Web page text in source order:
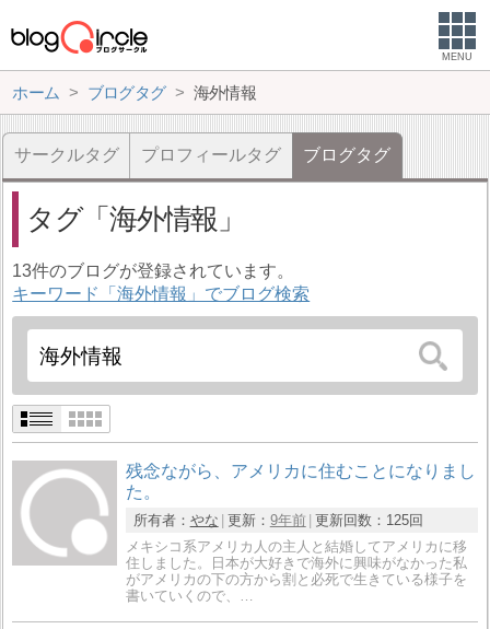
MENU
ホーム ブログタグ 海外情報
サークルタグ プロフィールタグ ブログタグ
タグ 海外情報
13件のブログが登録されています。
キーワード「海外情報」でブログ検索
残念ながら、アメリカに住むことになりまし
た。
所有者： やな 更新： 9年前 更新回数： 125回
メキシコ系アメリカ人の主人と結婚してアメリカに移
住しました。日本が大好きで海外に興味がなかった私
がアメリカの下の方から割と必死で生きている様子を
書いていくので、…